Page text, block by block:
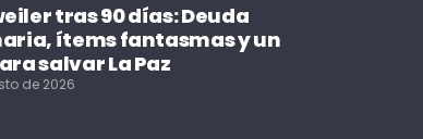
tras 90 días: Deuda
ítems fantasmas y un
salvar La Paz
de 2026